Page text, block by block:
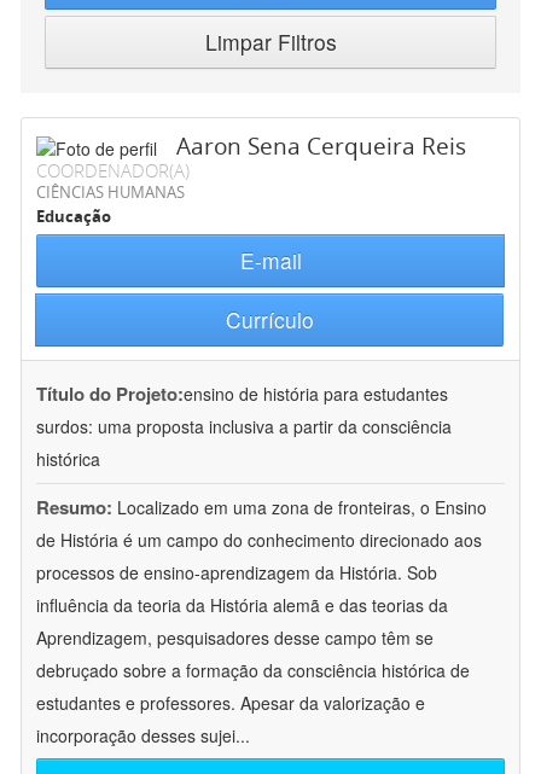
Limpar Filtros
Aaron Sena Cerqueira Reis
COORDENADOR(A)
CIÊNCIAS HUMANAS
Educação
E-mail
Currículo
Título do Projeto:ensino de história para estudantes
surdos: uma proposta inclusiva a partir da consciência
histórica
Resumo: Localizado em uma zona de fronteiras, o Ensino
de História é um campo do conhecimento direcionado aos
processos de ensino-aprendizagem da História. Sob
influência da teoria da História alemã e das teorias da
Aprendizagem, pesquisadores desse campo têm se
debruçado sobre a formação da consciência histórica de
estudantes e professores. Apesar da valorização e
incorporação desses sujei...